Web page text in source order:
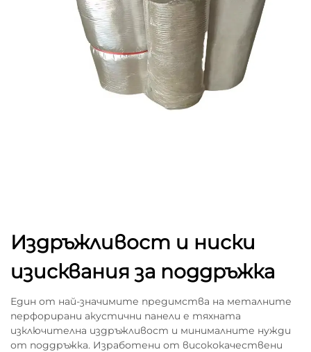
Издръжливост и ниски
изисквания за поддръжка
Един от най-значимите предимства на металните
перфорирани акустични панели е тяхната
изключителна издръжливост и минималните нужди
от поддръжка. Изработени от висококачествени